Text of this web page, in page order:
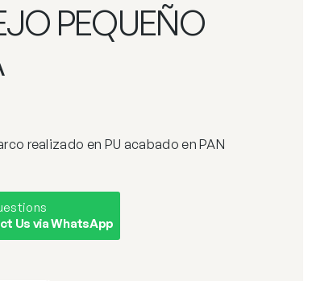
PEQUEÑO
realizado en PU acabado en PAN
Us via WhatsApp